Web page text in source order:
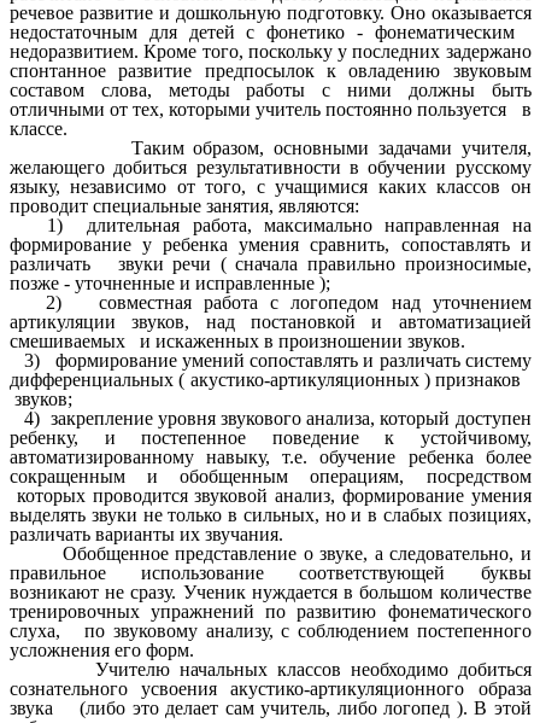
речевое развитие и дошкольную подготовку. Оно оказывается
недостаточным для детей с фонетико - фонематическим
недоразвитием. Кроме того, поскольку у последних задержано
спонтанное развитие предпосылок к овладению звуковым
составом слова, методы работы с ними должны быть
отличными от тех, которыми учитель постоянно пользуется в
классе.
Таким образом, основными задачами учителя,
желающего добиться результативности в обучении русскому
языку, независимо от того, с учащимися каких классов он
проводит специальные занятия, являются:
1) длительная работа, максимально направленная на
формирование у ребенка умения сравнить, сопоставлять и
различать звуки речи ( сначала правильно произносимые,
позже - уточненные и исправленные );
2) совместная работа с логопедом над уточнением
артикуляции звуков, над постановкой и автоматизацией
смешиваемых и искаженных в произношении звуков.
3) формирование умений сопоставлять и различать систему
дифференциальных ( акустико-артикуляционных ) признаков
звуков;
4) закрепление уровня звукового анализа, который доступен
ребенку, и постепенное поведение к устойчивому,
автоматизированному навыку, т.е. обучение ребенка более
сокращенным и обобщенным операциям, посредством
которых проводится звуковой анализ, формирование умения
выделять звуки не только в сильных, но и в слабых позициях,
различать варианты их звучания.
Обобщенное представление о звуке, а следовательно, и
правильное использование соответствующей буквы
возникают не сразу. Ученик нуждается в большом количестве
тренировочных упражнений по развитию фонематического
слуха, по звуковому анализу, с соблюдением постепенного
усложнения его форм.
Учителю начальных классов необходимо добиться
сознательного усвоения акустико-артикуляционного образа
звука (либо это делает сам учитель, либо логопед ). В этой